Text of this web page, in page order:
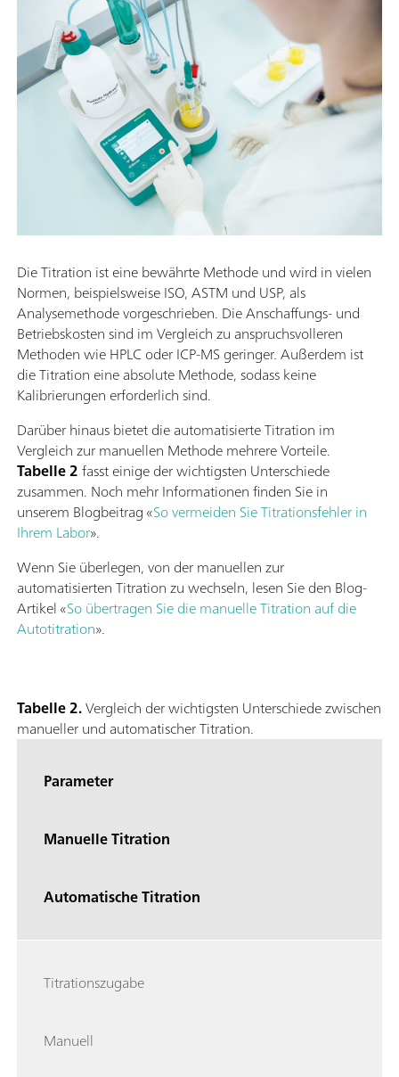
Die Titration ist eine bewährte Methode und wird in vielen
Normen, beispielsweise ISO, ASTM und USP, als
Analysemethode vorgeschrieben. Die Anschaffungs- und
Betriebskosten sind im Vergleich zu anspruchsvolleren
Methoden wie HPLC oder ICP-MS geringer. Außerdem ist
die Titration eine absolute Methode, sodass keine
Kalibrierungen erforderlich sind.
Darüber hinaus bietet die automatisierte Titration im
Vergleich zur manuellen Methode mehrere Vorteile.
Tabelle 2fasst einige der wichtigsten Unterschiede
zusammen. Noch mehr Informationen finden Sie in
unserem Blogbeitrag «So vermeiden Sie Titrationsfehler in
Ihrem Labor».
Wenn Sie überlegen, von der manuellen zur
automatisierten Titration zu wechseln, lesen Sie den Blog-
Artikel «So übertragen Sie die manuelle Titration auf die
Autotitration».
Tabelle 2.Vergleich der wichtigsten Unterschiede zwischen
manueller und automatischer Titration.
Parameter
Manuelle Titration
Automatische Titration
Titrationszugabe
Manuell